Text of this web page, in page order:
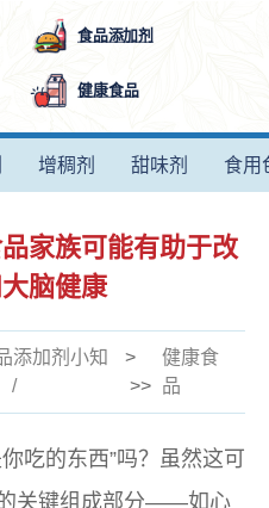
食品添加剂
健康食品
增稠剂 甜味剂 食用
家族可能有助于改
脑健康
添加剂小知
>
>>
健康食
品
吃的东西”吗？虽然这可
关键组成部分——如心